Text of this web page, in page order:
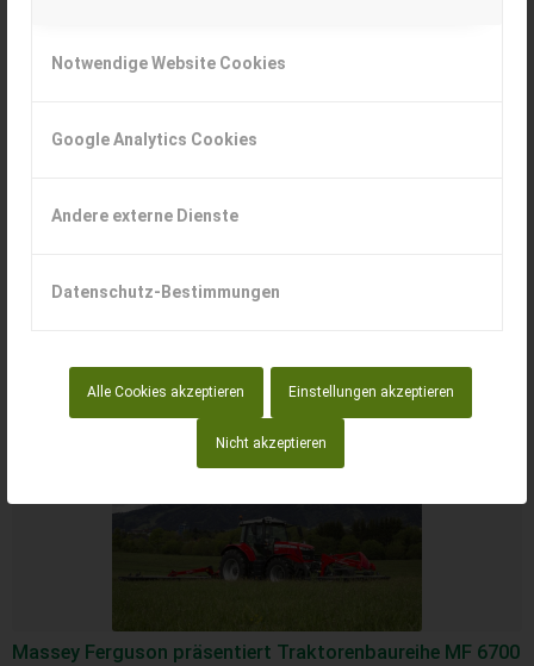
Notwendige Website Cookies
Google Analytics Cookies
Andere externe Dienste
Datenschutz-Bestimmungen
Alle Cookies akzeptieren Einstellungen akzeptieren
Nicht akzeptieren
Allzwecktraktoren – die Serie MF 5700 M
PS umfasst.
Massey Ferguson präsentiert Traktorenbaureihe MF 6700